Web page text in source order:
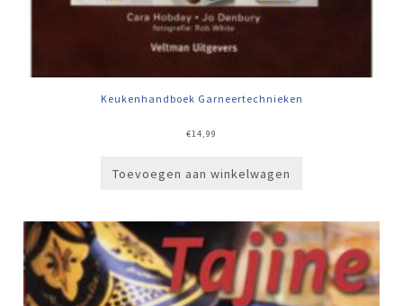
Keukenhandboek Garneertechnieken
€14,99
Toevoegen aan winkelwagen